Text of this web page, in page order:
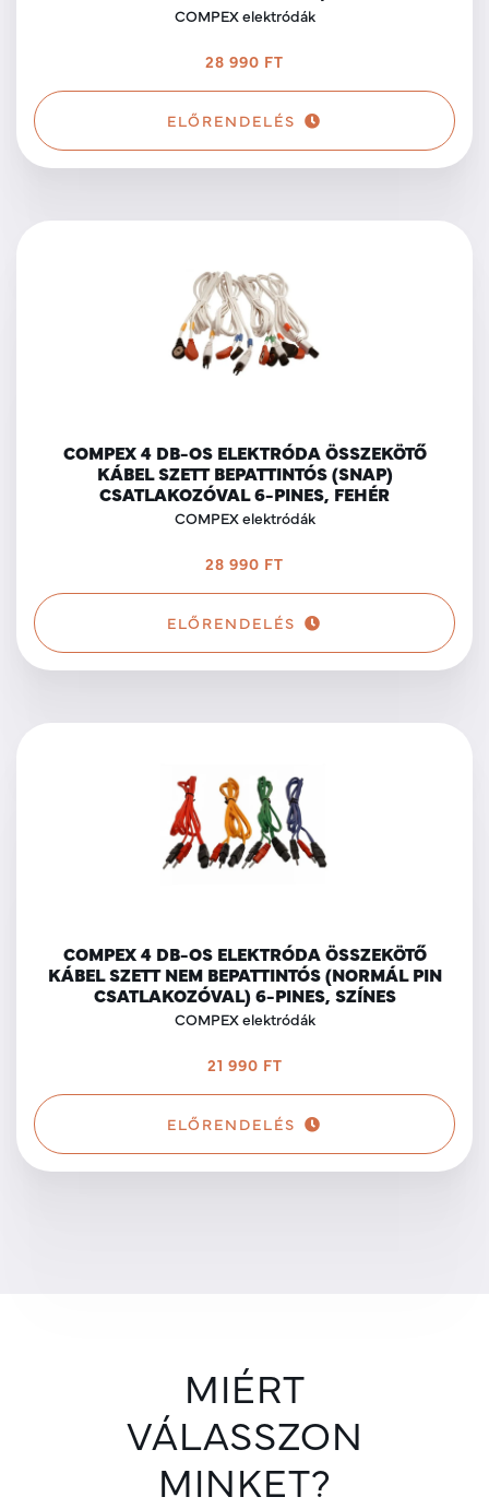
COMPEX elektródák
28 990 FT
ELŐRENDELÉS
COMPEX 4 DB-OS ELEKTRÓDA ÖSSZEKÖTŐ
KÁBEL SZETT BEPATTINTÓS (SNAP)
CSATLAKOZÓVAL 6-PINES, FEHÉR
COMPEX elektródák
28 990 FT
ELŐRENDELÉS
COMPEX 4 DB-OS ELEKTRÓDA ÖSSZEKÖTŐ
KÁBEL SZETT NEM BEPATTINTÓS (NORMÁL PIN
CSATLAKOZÓVAL) 6-PINES, SZÍNES
COMPEX elektródák
21 990 FT
ELŐRENDELÉS
MIÉRT
VÁLASSZON
MINKET?